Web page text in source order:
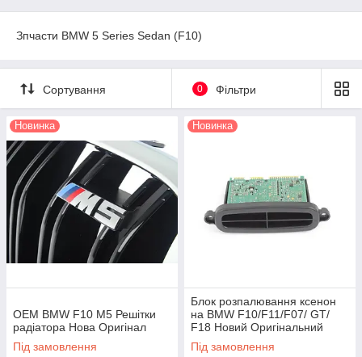
Зпчасти BMW 5 Series Sedan (F10)
Сортування 0 Фільтри
Новинка
OEM BMW F10 M5 Решітки
радіатора Нова Оригінал
Під замовлення
Новинка
Блок розпалювання ксенон
на BMW F10/F11/F07/ GT/
F18 Новий Оригінальний
Під замовлення